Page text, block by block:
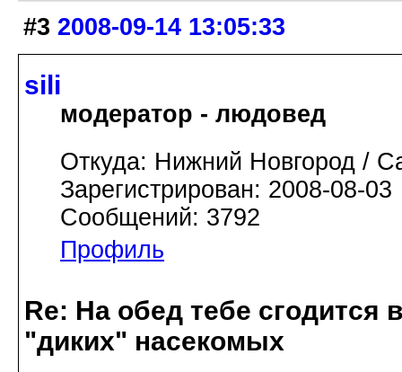
#3 2008-09-14 13:05:33
sili
модератор - людовед
Откуда: Нижний Новгород /
Зарегистрирован: 2008-08-03
Сообщений: 3792
Профиль
Re: На обед тебе сгодится
"диких" насекомых